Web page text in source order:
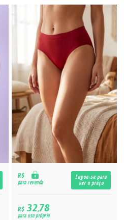
R$
para revenda
Logue-se para
ver o preço
R$32,78
para uso próprio